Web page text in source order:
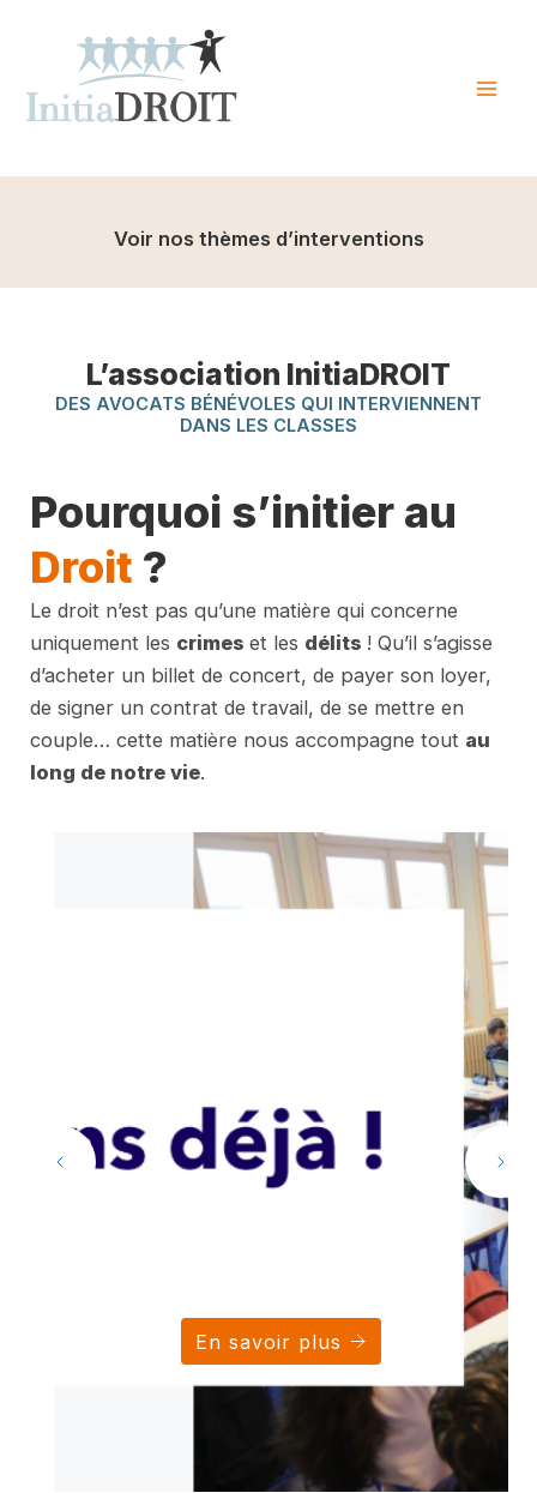
Voir nos thèmes d’interventions
L’association InitiaDROIT
DES AVOCATS BÉNÉVOLES QUI INTERVIENNENT
DANS LES CLASSES
Pourquoi s’initier au
Droit ?
Le droit n’est pas qu’une matière qui concerne
uniquement les crimes et les délits ! Qu’il s’agisse
d’acheter un billet de concert, de payer son loyer,
de signer un contrat de travail, de se mettre en
couple… cette matière nous accompagne tout au
long de notre vie.
En savoir plus